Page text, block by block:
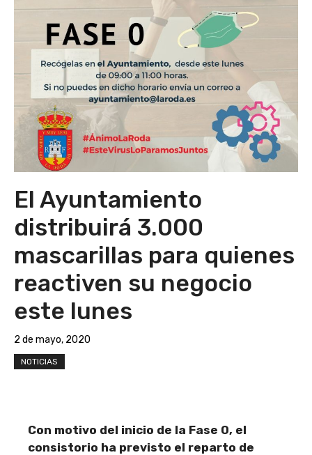
El Ayuntamiento
distribuirá 3.000
mascarillas para quienes
reactiven su negocio
este lunes
2 de mayo, 2020
NOTICIAS
Con motivo del inicio de la Fase 0, el
consistorio ha previsto el reparto de